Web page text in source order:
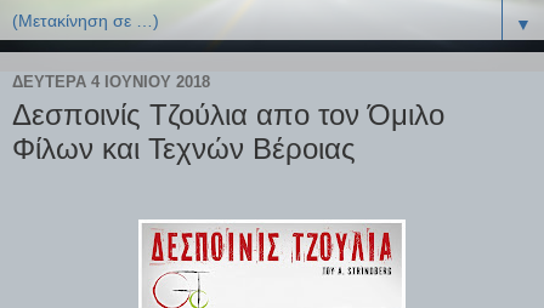
▼
ΔΕΥΤΈΡΑ 4 ΙΟΥΝΊΟΥ 2018
Δεσποινίς Τζούλια απο τον Όμιλο
Φίλων και Τεχνών Βέροιας